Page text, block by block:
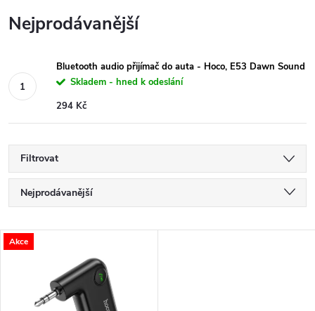
Nejprodávanější
Bluetooth audio přijímač do auta - Hoco, E53 Dawn Sound
Skladem - hned k odeslání
294 Kč
Filtrovat
Ř
a
Nejprodávanější
Nejdražší
Abecedně
V
Akce